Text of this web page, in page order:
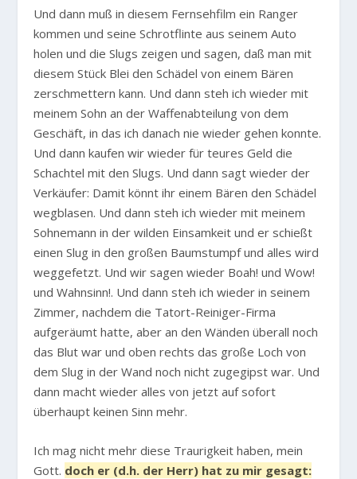
Und dann muß in diesem Fernsehfilm ein Ranger
kommen und seine Schrotflinte aus seinem Auto
holen und die Slugs zeigen und sagen, daß man mit
diesem Stück Blei den Schädel von einem Bären
zerschmettern kann. Und dann steh ich wieder mit
meinem Sohn an der Waffenabteilung von dem
Geschäft, in das ich danach nie wieder gehen konnte.
Und dann kaufen wir wieder für teures Geld die
Schachtel mit den Slugs. Und dann sagt wieder der
Verkäufer: Damit könnt ihr einem Bären den Schädel
wegblasen. Und dann steh ich wieder mit meinem
Sohnemann in der wilden Einsamkeit und er schießt
einen Slug in den großen Baumstumpf und alles wird
weggefetzt. Und wir sagen wieder Boah! und Wow!
und Wahnsinn!. Und dann steh ich wieder in seinem
Zimmer, nachdem die Tatort-Reiniger-Firma
aufgeräumt hatte, aber an den Wänden überall noch
das Blut war und oben rechts das große Loch von
dem Slug in der Wand noch nicht zugegipst war. Und
dann macht wieder alles von jetzt auf sofort
überhaupt keinen Sinn mehr.
Ich mag nicht mehr diese Traurigkeit haben, mein
Gott. doch er (d.h. der Herr) hat zu mir gesagt: